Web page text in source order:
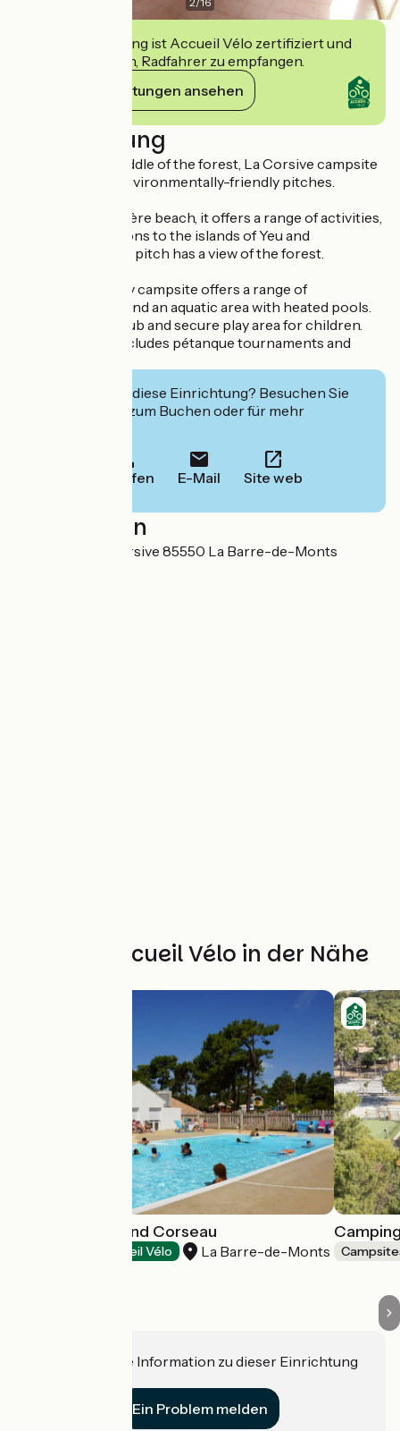
Diese Einrichtung ist Accueil Vélo zertifiziert und
verpflichtet sich, Radfahrer zu empfangen.
Ihre Verpflichtungen ansehen
Beschreibung
Located in the middle of the forest, La Corsive campsite
offers 121 quiet, environmentally-friendly pitches.
Close to the Bergère beach, it offers a range of activities,
including excursions to the islands of Yeu and
Noirmoutier. Each pitch has a view of the forest.
The friendly family campsite offers a range of
accommodation and an aquatic area with heated pools.
There is a mini-club and secure play area for children.
Entertainment includes pétanque tournaments and
Interessiert Sie diese Einrichtung? Besuchen Sie
deren Website zum Buchen oder für mehr
Anrufen E-Mail Site web
Localisation
47 Route de la Corsive 85550 La Barre-de-Monts
Weitere Accueil Vélo in der Nähe
Camping le Grand Corseau
Accueil Vélo La Barre-de-Monts
Haben Sie eine Information zu dieser Einrichtung
Ein Problem melden